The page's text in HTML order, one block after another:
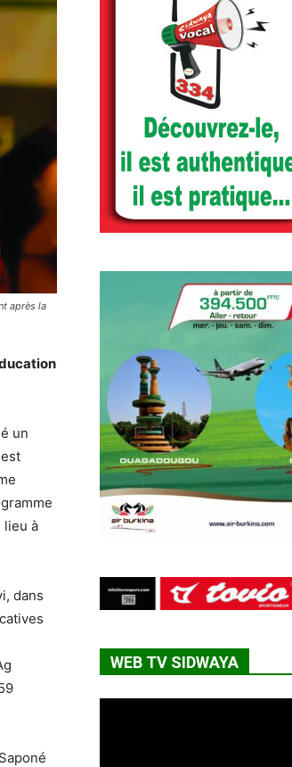
après la
un
lieu à
dans
WEB TV SIDWAYA